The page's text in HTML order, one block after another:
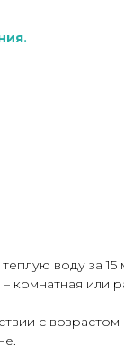
воду за 15
или
с возрастом